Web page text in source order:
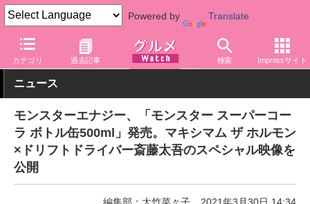
Powered by Translate
カテゴリ 過去記事 検索 Impressサイト
グルメ Watch 飲料 エナジードリンク
ニュース
モンスターエナジー、「モンスター スーパーコー
ラ ボトル缶500ml」発売。マキシマム ザ ホルモン
×ドリフトドライバー斎藤太吾のスペシャル映像を
公開